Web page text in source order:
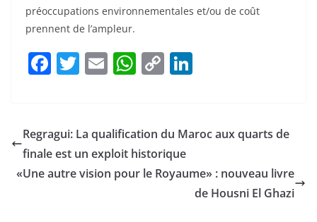
préoccupations environnementales et/ou de coût
prennent de l’ampleur.
F
e
b
o
T
er
E
l
W
s
A
p
C
y
Li
n
e
n
Regragui: La qualification du Maroc aux quarts de
finale est un exploit historique
«Une autre vision pour le Royaume» : nouveau livre
de Housni El Ghazi